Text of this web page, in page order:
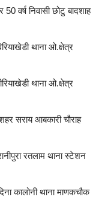
वर्ष निवासी छोटु बादशाह
थाना ओ.क्षेत्र
थाना ओ.क्षेत्र
सराय आबकारी चौराह
रतलाम थाना स्टेशन
कालोनी थाना माणकचौक